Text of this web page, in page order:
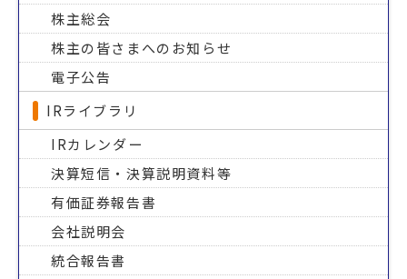
株主総会
株主の皆さまへのお知らせ
電子公告
IRライブラリ
IRカレンダー
決算短信・決算説明資料等
有価証券報告書
会社説明会
統合報告書